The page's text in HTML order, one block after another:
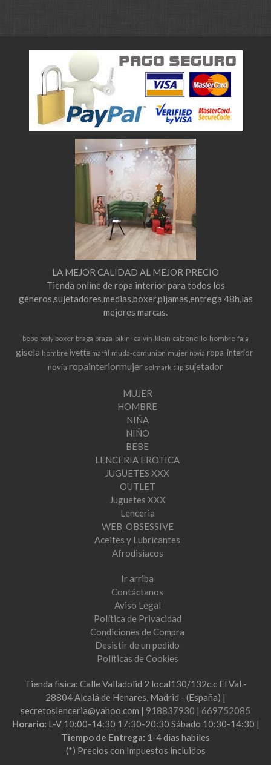
LA MEJOR CALIDAD AL MEJOR PRECIO
Tienda online de ropa interior para todos los
géneros,sujetadores,medias,boxer,pijamas,entrega 48h,las
mejores marcas.
bebe body boxer braga braga-bikini calvin-klein calzoncillo-hombre faja
gisela hombre ivette marfil muda-comunion mujer novia ropa-interior-
novia ropainteriormujer selmark slip sujetador
MUJER
HOMBRE
NIÑA
NIÑO
BEBE
LENCERIA EROTICA
JUGUETES XXX
OUTLET
Juguetes XXX
Lenceria
WEB_OBSESSIVE
Aceites y Lubricantes
Afrodisiacos
Ir arriba
Contáctanos
Aviso Legal
Política de Privacidad
Condiciones de Compra
Desistir de un pedido
Políticas de Cookies
Tienda fisica: Calle Valladolid 2 local130/132c.c El Val -
28804 Alcalá de Henares, Madrid - (España) |
secretoslenceria@yahoo.com | 918837930 | 669752085
Horario: L-V 10:00-14:30 17:30-20:30 Sábado 10:30-14:30 |
Tiempo de Entrega: 1-4 dias habiles
(*) Precios con Impuestos incluidos